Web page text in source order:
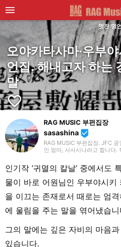
멋진 명
오야카타사마·우부
언집. 해내고자 하는
말
favorite_border
RAG MUSIC 부편집장
sasashina beenhere
RAG MUSIC 부편집장. JFC
인 엄마, 사사시나라고 합니다.
에이티브한 표현력의 기초까지
제작 회사에 입사하여 지금까
을 축으로 다양한 업무에 임하
통해 배우고, 아이들과 매일 마
대상의 기사 중심으로 담당하
되길 바랍니다!
인기작 ‘귀멸의 칼날’ 중에서도
물이 바로 어원님인 우부야시키
을 이끄는 존재로서 때로는 엄
에 울림을 주는 말을 엮어냈습니
그의 말에는 깊은 자비의 마음
있습니다.